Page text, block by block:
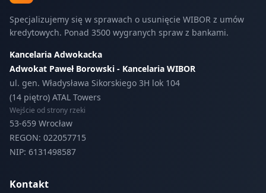
Specjalizujemy się w sprawach o usunięcie WIBOR z umów
kredytowych. Ponad 3500 wygranych spraw z bankami.
Kancelaria Adwokacka
Adwokat Paweł Borowski - Kancelaria WIBOR
ul. gen. Władysława Sikorskiego 3H lok 104
(14 piętro) ATAL Towers
Wejście od strony rzeki
53-659 Wrocław
REGON: 022057715
NIP: 6131498587
Kontakt